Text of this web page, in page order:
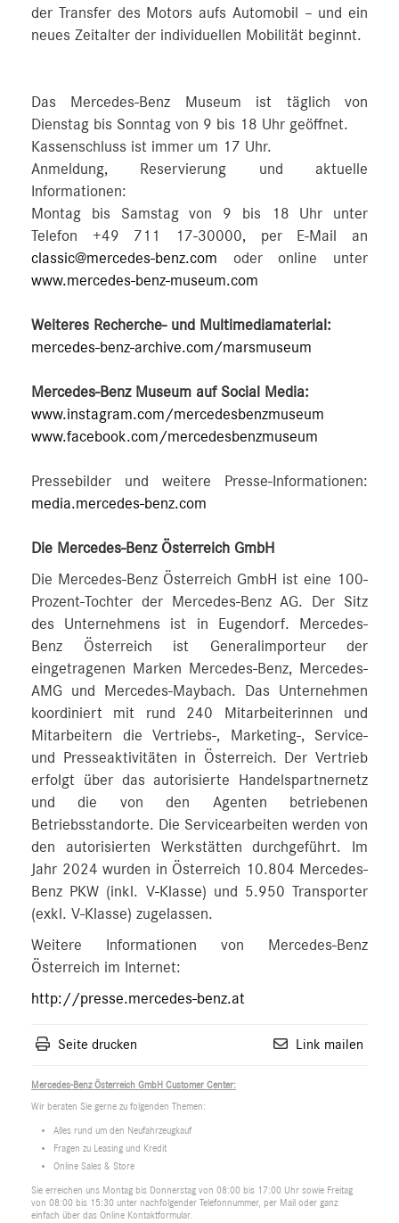
der Transfer des Motors aufs Automobil – und ein
neues Zeitalter der individuellen Mobilität beginnt.
Das Mercedes-Benz Museum ist täglich von
Dienstag bis Sonntag von 9 bis 18 Uhr geöffnet.
Kassenschluss ist immer um 17 Uhr.
Anmeldung, Reservierung und aktuelle
Informationen:
Montag bis Samstag von 9 bis 18 Uhr unter
Telefon +49 711 17-30000, per E-Mail an
classic@mercedes-benz.com oder online unter
www.mercedes-benz-museum.com
Weiteres Recherche- und Multimediamaterial:
mercedes-benz-archive.com/marsmuseum
Mercedes-Benz Museum auf Social Media:
www.instagram.com/mercedesbenzmuseum
www.facebook.com/mercedesbenzmuseum
Pressebilder und weitere Presse-Informationen:
media.mercedes-benz.com
Die Mercedes-Benz Österreich GmbH
Die Mercedes-Benz Österreich GmbH ist eine 100-
Prozent-Tochter der Mercedes-Benz AG. Der Sitz
des Unternehmens ist in Eugendorf. Mercedes-
Benz Österreich ist Generalimporteur der
eingetragenen Marken Mercedes-Benz, Mercedes-
AMG und Mercedes-Maybach. Das Unternehmen
koordiniert mit rund 240 Mitarbeiterinnen und
Mitarbeitern die Vertriebs-, Marketing-, Service-
und Presseaktivitäten in Österreich. Der Vertrieb
erfolgt über das autorisierte Handelspartnernetz
und die von den Agenten betriebenen
Betriebsstandorte. Die Servicearbeiten werden von
den autorisierten Werkstätten durchgeführt. Im
Jahr 2024 wurden in Österreich 10.804 Mercedes-
Benz PKW (inkl. V-Klasse) und 5.950 Transporter
(exkl. V-Klasse) zugelassen.
Weitere Informationen von Mercedes-Benz
Österreich im Internet:
http://presse.mercedes-benz.at
Seite drucken Link mailen
Mercedes-Benz Österreich GmbH Customer Center:
Wir beraten Sie gerne zu folgenden Themen:
Alles rund um den Neufahrzeugkauf
Fragen zu Leasing und Kredit
Online Sales & Store
Sie erreichen uns Montag bis Donnerstag von 08:00 bis 17:00 Uhr sowie Freitag
von 08:00 bis 15:30 unter nachfolgender Telefonnummer, per Mail oder ganz
einfach über das Online Kontaktformular.